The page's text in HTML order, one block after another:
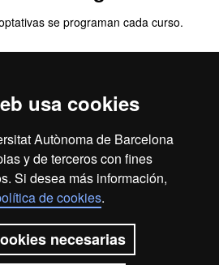
usa cookies
Autònoma de Barcelona
y de terceros con fines
Si desea más información,
de cookies.
necesarias
se programan cada curso.
PDF)
Mapa del web UAB